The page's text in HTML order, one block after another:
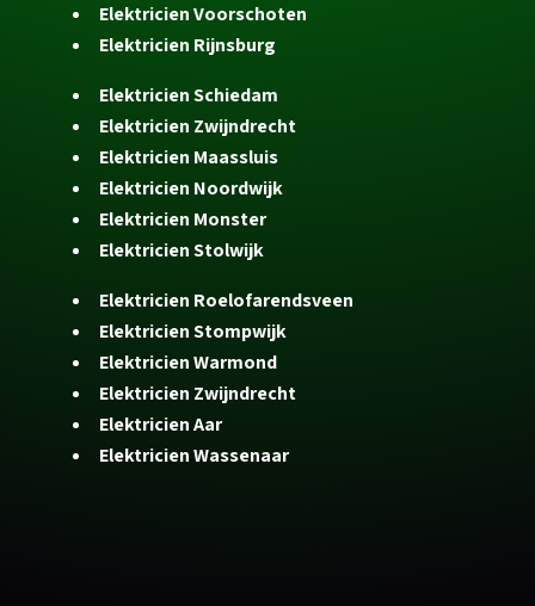
Elektricien Voorschoten
Elektricien Rijnsburg
Elektricien Schiedam
Elektricien Zwijndrecht
Elektricien Maassluis
Elektricien Noordwijk
Elektricien Monster
Elektricien Stolwijk
Elektricien Roelofarendsveen
Elektricien Stompwijk
Elektricien Warmond
Elektricien Zwijndrecht
Elektricien Aar
Elektricien Wassenaar